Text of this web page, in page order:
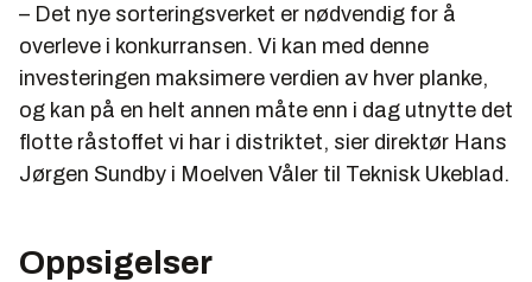
– Det nye sorteringsverket er nødvendig for å
overleve i konkurransen. Vi kan med denne
investeringen maksimere verdien av hver planke,
og kan på en helt annen måte enn i dag utnytte det
flotte råstoffet vi har i distriktet, sier direktør Hans
Jørgen Sundby i Moelven Våler til Teknisk Ukeblad.
Oppsigelser